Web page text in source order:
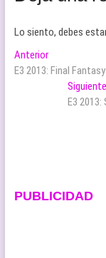
Lo siento, debes
Navegación
de
entradas
AnteriorEntrada
anterior:
E3 2013: Final
Siguiente
E3
PUBLICIDAD